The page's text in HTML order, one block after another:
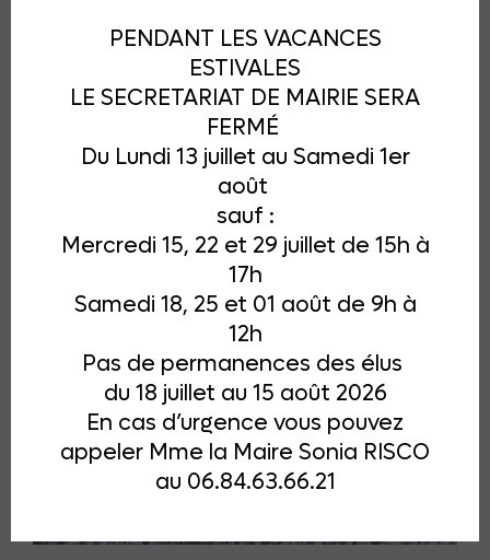
Pour une information détaillée sur le cycle de vie
du frelon asiatique et l’intérêt de détruire les nids
selon la période de l’année, vous pouvez
consulter l’article d’ALLO FRELONS :
deviennent les nids de frelons asiatiques l’hiver ?
PENDANT LES VACANCES
ESTIVALES
LE SECRETARIAT DE MAIRIE SERA
FERMÉ
Du Lundi 13 juillet au Samedi 1er
août
sauf :
Mercredi 15, 22 et 29 juillet de 15h à
17h
Samedi 18, 25 et 01 août de 9h à
12h
Pas de permanences des élus
du 18 juillet au 15 août 2026
En cas d’urgence vous pouvez
appeler Mme la Maire Sonia RISCO
au 06.84.63.66.21